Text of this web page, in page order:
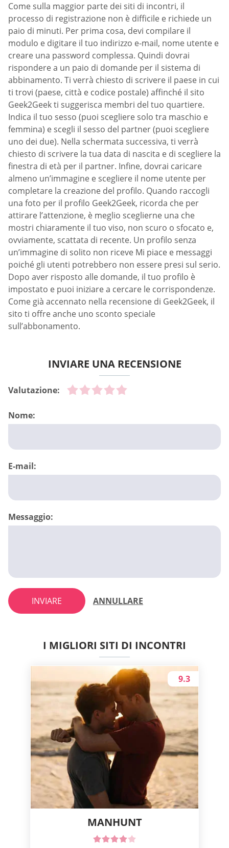
Come sulla maggior parte dei siti di incontri, il
processo di registrazione non è difficile e richiede un
paio di minuti. Per prima cosa, devi compilare il
modulo e digitare il tuo indirizzo e-mail, nome utente e
creare una password complessa. Quindi dovrai
rispondere a un paio di domande per il sistema di
abbinamento. Ti verrà chiesto di scrivere il paese in cui
ti trovi (paese, città e codice postale) affinché il sito
Geek2Geek ti suggerisca membri del tuo quartiere.
Indica il tuo sesso (puoi scegliere solo tra maschio e
femmina) e scegli il sesso del partner (puoi scegliere
uno dei due). Nella schermata successiva, ti verrà
chiesto di scrivere la tua data di nascita e di scegliere la
finestra di età per il partner. Infine, dovrai caricare
almeno un’immagine e scegliere il nome utente per
completare la creazione del profilo. Quando raccogli
una foto per il profilo Geek2Geek, ricorda che per
attirare l’attenzione, è meglio sceglierne una che
mostri chiaramente il tuo viso, non scuro o sfocato e,
ovviamente, scattata di recente. Un profilo senza
un’immagine di solito non riceve Mi piace e messaggi
poiché gli utenti potrebbero non essere presi sul serio.
Dopo aver risposto alle domande, il tuo profilo è
impostato e puoi iniziare a cercare le corrispondenze.
Come già accennato nella recensione di Geek2Geek, il
sito ti offre anche uno sconto speciale
sull’abbonamento.
INVIARE UNA RECENSIONE
Valutazione:
Nome:
E-mail:
Messaggio:
INVIARE ANNULLARE
I MIGLIORI SITI DI INCONTRI
MANHUNT
9.3